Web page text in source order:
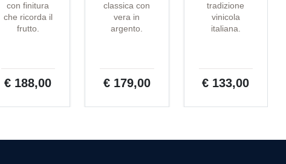
con finitura
che ricorda il
frutto.
€ 188,00
classica con
vera in
argento.
€ 179,00
tradizione
vinicola
italiana.
€ 133,00